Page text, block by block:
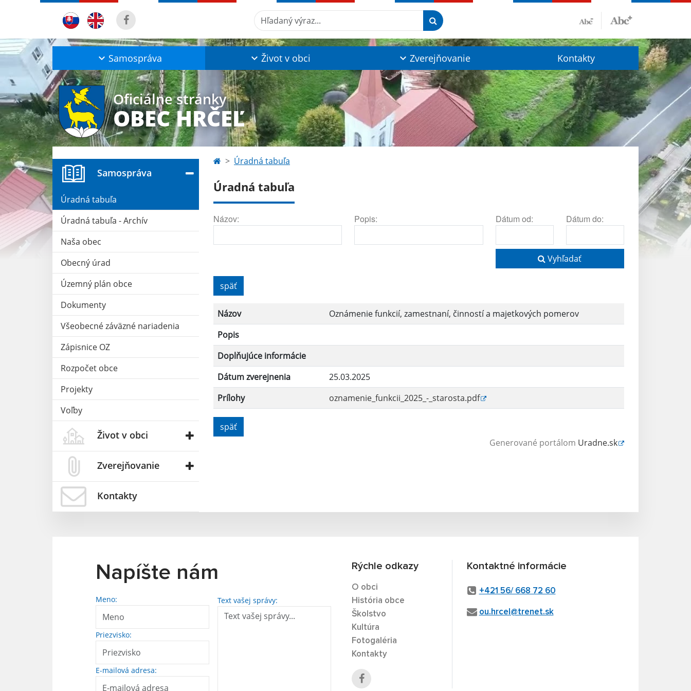
Hľadaný výraz...
Samospráva Život v obci Zverejňovanie Kontakty
Oficiálne stránky
OBEC HRČEĽ
Samospráva
Úradná tabuľa
Úradná tabuľa - Archív
Naša obec
Obecný úrad
Územný plán obce
Dokumenty
Všeobecné záväzné nariadenia
Zápisnice OZ
Rozpočet obce
Projekty
Voľby
Život v obci
Zverejňovanie
Kontakty
Úradná tabuľa
Úradná tabuľa
Názov: Popis: Dátum od: Dátum do:
Vyhľadať
späť
Názov
Oznámenie funkcií, zamestnaní, činností a majetkových pomerov
Popis
Doplňujúce informácie
Dátum zverejnenia
25.03.2025
Prílohy
oznamenie_funkcii_2025_-_starosta.pdf
späť
Generované portálom Uradne.sk
Napíšte nám
Meno:
Priezvisko:
E-mailová adresa:
Text vašej správy:
Rýchle odkazy
O obci
História obce
Školstvo
Kultúra
Fotogaléria
Kontakty
Kontaktné informácie
+421 56/ 668 72 60
ou.hrcel@trenet.sk